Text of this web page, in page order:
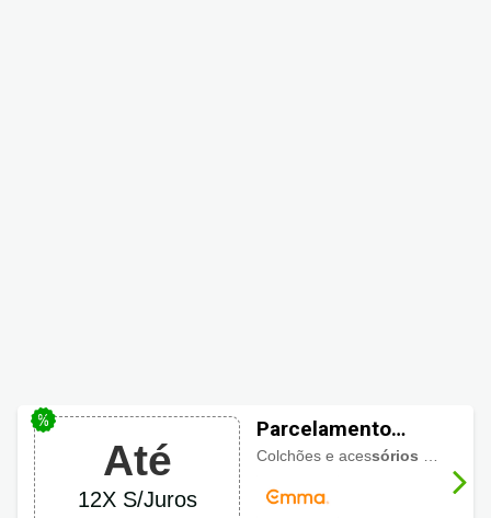
Até
12X S/Juros
Parcelamento
Emma Colchões,
Colchões e acessórios com até 60% de desconto